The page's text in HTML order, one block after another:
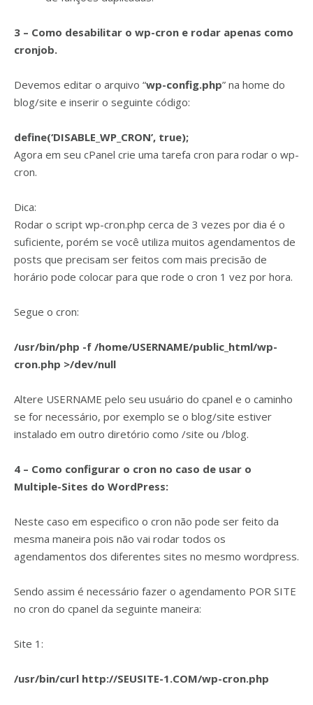
3 – Como desabilitar o wp-cron e rodar apenas como
cronjob.
Devemos editar o arquivo “wp-config.php” na home do
blog/site e inserir o seguinte código:
define(‘DISABLE_WP_CRON’, true);
Agora em seu cPanel crie uma tarefa cron para rodar o wp-
cron.
Dica:
Rodar o script wp-cron.php cerca de 3 vezes por dia é o
suficiente, porém se você utiliza muitos agendamentos de
posts que precisam ser feitos com mais precisão de
horário pode colocar para que rode o cron 1 vez por hora.
Segue o cron:
/usr/bin/php -f /home/USERNAME/public_html/wp-
cron.php >/dev/null
Altere USERNAME pelo seu usuário do cpanel e o caminho
se for necessário, por exemplo se o blog/site estiver
instalado em outro diretório como /site ou /blog.
4 – Como configurar o cron no caso de usar o
Multiple-Sites do WordPress:
Neste caso em especifico o cron não pode ser feito da
mesma maneira pois não vai rodar todos os
agendamentos dos diferentes sites no mesmo wordpress.
Sendo assim é necessário fazer o agendamento POR SITE
no cron do cpanel da seguinte maneira:
Site 1:
/usr/bin/curl http://SEUSITE-1.COM/wp-cron.php